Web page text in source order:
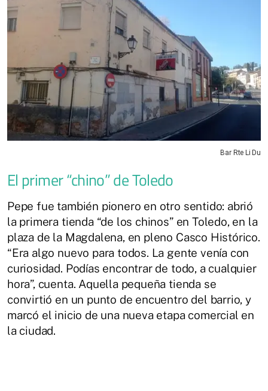
Bar Rte Li Du
El primer “chino” de Toledo
Pepe fue también pionero en otro sentido: abrió
la primera tienda “de los chinos” en Toledo, en la
plaza de la Magdalena, en pleno Casco Histórico.
“Era algo nuevo para todos. La gente venía con
curiosidad. Podías encontrar de todo, a cualquier
hora”, cuenta. Aquella pequeña tienda se
convirtió en un punto de encuentro del barrio, y
marcó el inicio de una nueva etapa comercial en
la ciudad.